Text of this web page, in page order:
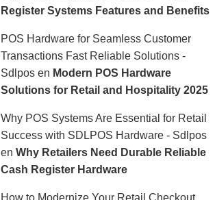
Register Systems Features and Benefits
POS Hardware for Seamless Customer
Transactions Fast Reliable Solutions -
Sdlposen Modern POS Hardware
Solutions for Retail and Hospitality 2025
Why POS Systems Are Essential for Retail
Success with SDLPOS Hardware - Sdlpos
en Why Retailers Need Durable Reliable
Cash Register Hardware
How to Modernize Your Retail Checkout